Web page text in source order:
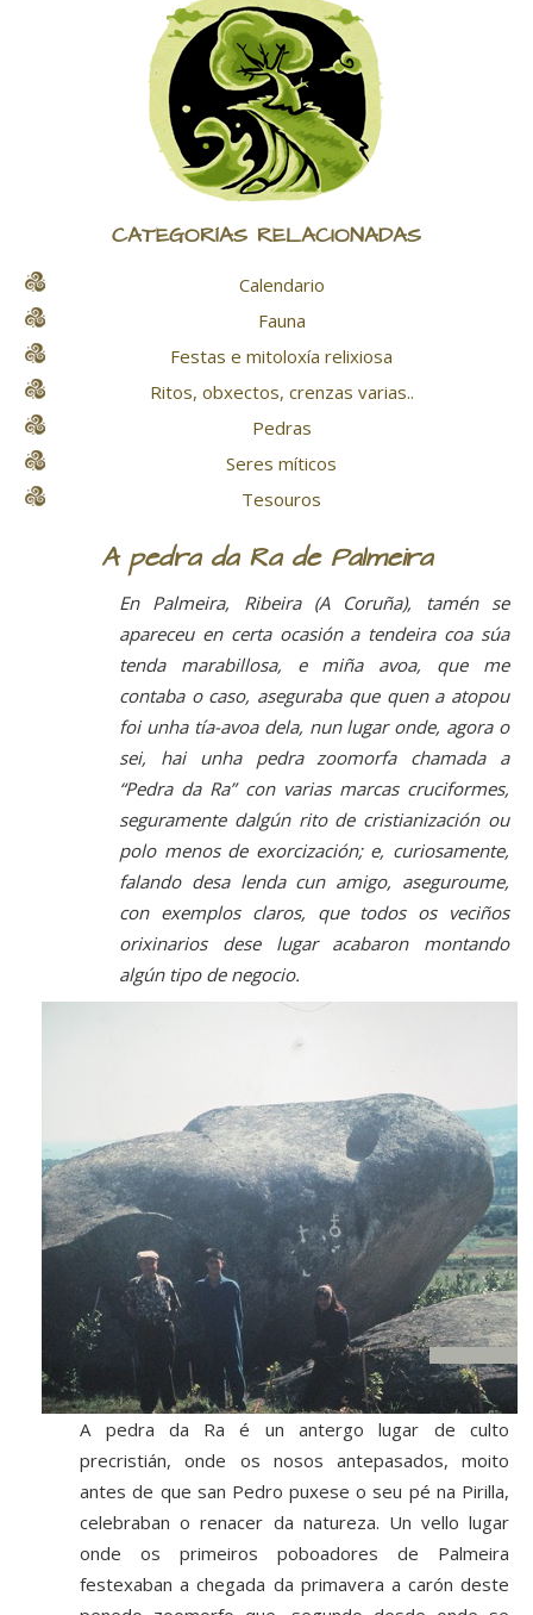
CATEGORÍAS RELACIONADAS
Calendario
Fauna
Festas e mitoloxía relixiosa
Ritos, obxectos, crenzas varias..
Pedras
Seres míticos
Tesouros
A pedra da Ra de Palmeira
En Palmeira, Ribeira (A Coruña), tamén se
apareceu en certa ocasión a tendeira coa súa
tenda marabillosa, e miña avoa, que me
contaba o caso, aseguraba que quen a atopou
foi unha tía-avoa dela, nun lugar onde, agora o
sei, hai unha pedra zoomorfa chamada a
“Pedra da Ra” con varias marcas cruciformes,
seguramente dalgún rito de cristianización ou
polo menos de exorcización; e, curiosamente,
falando desa lenda cun amigo, aseguroume,
con exemplos claros, que todos os veciños
orixinarios dese lugar acabaron montando
algún tipo de negocio.
A pedra da Ra é un antergo lugar de culto
precristián, onde os nosos antepasados, moito
antes de que san Pedro puxese o seu pé na Pirilla,
celebraban o renacer da natureza. Un vello lugar
onde os primeiros poboadores de Palmeira
festexaban a chegada da primavera a carón deste